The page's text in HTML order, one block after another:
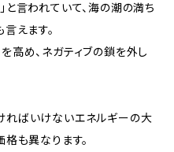
言われていて、海の潮の満ち
えます。
高め、ネガティブの鎖を外し
ればいけないエネルギーの大
も異なります。